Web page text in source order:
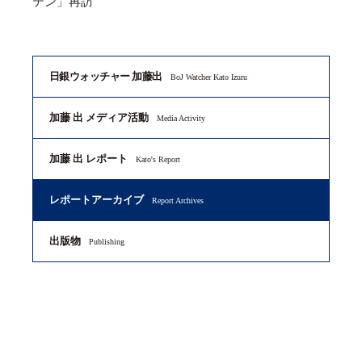
日銀ウォッチャー 加藤出 BoJ Watcher Kato Izuru
加藤 出 メディア活動 Media Activity
加藤 出 レポート Kato's Report
レポートアーカイブ Report Archives
出版物 Publishing